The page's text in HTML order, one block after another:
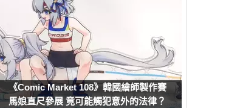
《Comic Market 108》韓國繪師製作賽
馬娘直尺參展 竟可能觸犯意外的法律？